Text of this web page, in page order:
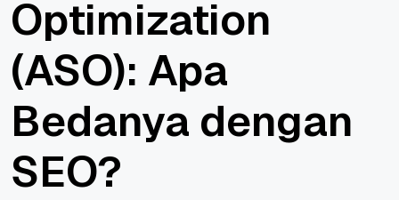
Optimization
(ASO): Apa
Bedanya dengan
SEO?